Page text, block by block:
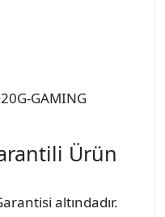
Ürün
altındadır.